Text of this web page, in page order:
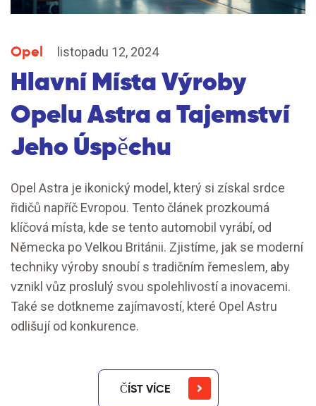
Opel listopadu 12, 2024
Hlavní Místa Výroby
Opelu Astra a Tajemství
Jeho Úspěchu
Opel Astra je ikonický model, který si získal srdce
řidičů napříč Evropou. Tento článek prozkoumá
klíčová místa, kde se tento automobil vyrábí, od
Německa po Velkou Británii. Zjistíme, jak se moderní
techniky výroby snoubí s tradičním řemeslem, aby
vznikl vůz proslulý svou spolehlivostí a inovacemi.
Také se dotkneme zajímavostí, které Opel Astru
odlišují od konkurence.
ČÍST VÍCE